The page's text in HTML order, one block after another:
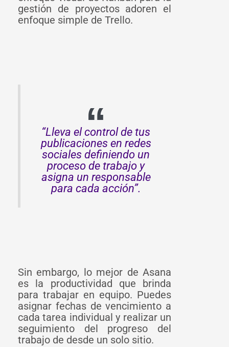
gestión de proyectos adoren el
enfoque simple de Trello.
“Lleva el control de tus
publicaciones en redes
sociales definiendo un
proceso de trabajo y
asigna un responsable
para cada acción”.
Sin embargo, lo mejor de Asana
es la productividad que brinda
para trabajar en equipo. Puedes
asignar fechas de vencimiento a
cada tarea individual y realizar un
seguimiento del progreso del
trabajo de desde un solo sitio.